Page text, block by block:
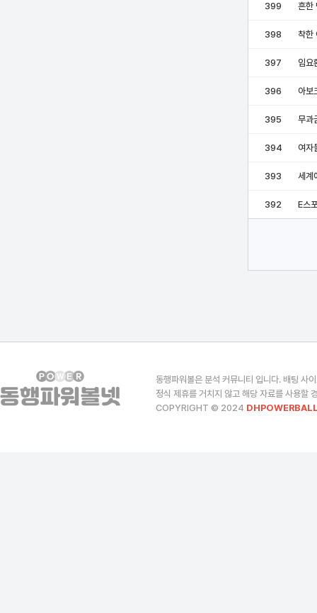
399 흔한
398 착한
397 임요
396 아보
395 무과
394 여자
393 세계
392 E스
동행파워볼은 분석 커뮤니티 입니다. 배팅 사
정식 제휴를 거치지 않고 해당 자료를 사용할
COPYRIGHT © 2024